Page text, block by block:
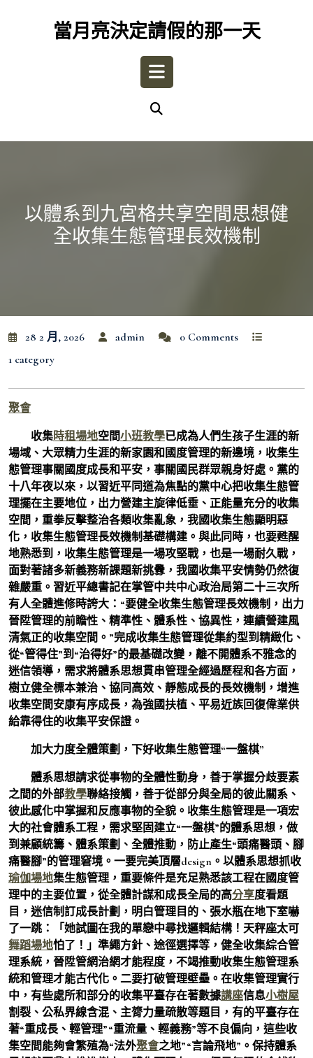
當月亮決定請假的那一天
Open
以體系到九宮格共享空間思想健
全收集生態管理長效機制
28 2 月, 2026 admin
0 Comments
1 category
聚會
收集時租場地空間小班教學已成為人們生孩子生涯的新
場域、大眾精力生涯的新家園和國度管理的新邊境，收集生
態管理事關國度成長和平安，事關國民群眾親身好處。黨的
十八年夜以來，以習近平同道為焦點的黨中心把收集生態管
理擺在主要地位，出力營建主旋律低垂、正能量充分的收集
空間，重拳反擊整治各類收集亂象，我國收集生態顯明惡
化，收集生態管理長效機制基礎構建。與此同時，也要甦醒
地熟悉到，收集生態管理是一場攻堅戰，也是一場耐久戰，
面對著諸多新義務新課題新挑釁，我國收集平安情勢仍然復
雜嚴重。習近平總書記在掌管中共中心政治局第二十三次所
有人全體進修時誇大：“要健全收集生態管理長效機制，出力
晉陞管理的前瞻性、精準性、體系性、協異性，連續營建風
清氣正的收集空間。”完成收集生態管理從集約型到精緻化、
從“管得住”到“治得好”的最基礎改變，離不開體系不雅念的
迷信領導，需求將體系思想貫串管理全經過歷程和各方面，
樹立健全標本兼治、協同高效、靜態成長的長效機制，增進
收集空間安康有序成長，為強國扶植、平易近族回復偉業供
給靠得住的收集平安保證。
加大力度全體策劃，下好收集生態管理“一盤棋”
體系思想請求從事物的全體性動身，善于掌握分歧要素
之間的外部教學聯絡接觸，善于從部分與全局的彼此關系、
彼此感化中掌握和反應事物的全貌。收集生態管理是一項宏
大的社會體系工程，需求堅固建立“一盤棋”的體系思想，做
到兼顧統籌、體系策劃、全體推動，防止產生“頭痛醫頭、腳
痛醫腳”的管理窘境。一要完美頂層design。以體系思想抓收
瑜伽場地集生態管理，重要條件是充足熟悉該工程在國度管
理中的主要位置，從全體計謀和成長全局的高分享度看題
目，迷信制訂成長計劃，明白管理目的、張水瓶在地下室嚇
了一跳：「她試圖在我的單戀中尋找邏輯結構！天秤座太可
舞蹈場地怕了！」準繩方針、途徑選擇等，健全收集綜合管
理系統，晉陞管網治網才能程度，不竭推動收集生態管理系
統和管理才能古代化。二要打破管理壁壘。在收集管理實行
中，有些處所和部分的收集平臺存在著數據講座信息小樹屋
割裂、公私界線含混、主膂力量疏散等題目，有的平臺存在
著“重成長、輕管理”“重流量、輕義務”等不良偏向，這些收
集空間能夠會繁殖為“法外聚會之地”“言論飛地”。保持體系